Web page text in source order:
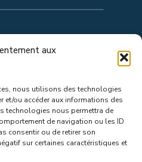
aux
nous utilisons des technologies
et/ou accéder aux informations des
technologies nous permettra de
de navigation ou les ID
consentir ou de retirer son
sur certaines caractéristiques et